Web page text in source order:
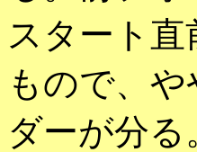
スタート
もので、
ダーが分る